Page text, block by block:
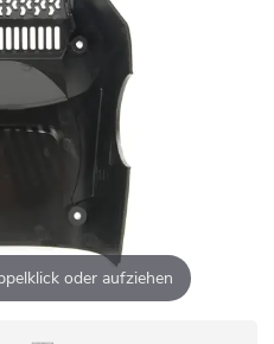
oder aufziehen